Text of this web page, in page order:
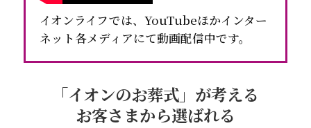
イオンライフでは、YouTubeほかインター
ネット各メディアにて動画配信中です。
「イオンのお葬式」が考える
お客さまから選ばれる